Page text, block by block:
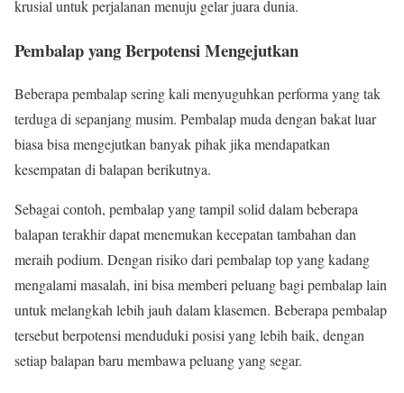
krusial untuk perjalanan menuju gelar juara dunia.
Pembalap yang Berpotensi Mengejutkan
Beberapa pembalap sering kali menyuguhkan performa yang tak
terduga di sepanjang musim. Pembalap muda dengan bakat luar
biasa bisa mengejutkan banyak pihak jika mendapatkan
kesempatan di balapan berikutnya.
Sebagai contoh, pembalap yang tampil solid dalam beberapa
balapan terakhir dapat menemukan kecepatan tambahan dan
meraih podium. Dengan risiko dari pembalap top yang kadang
mengalami masalah, ini bisa memberi peluang bagi pembalap lain
untuk melangkah lebih jauh dalam klasemen. Beberapa pembalap
tersebut berpotensi menduduki posisi yang lebih baik, dengan
setiap balapan baru membawa peluang yang segar.